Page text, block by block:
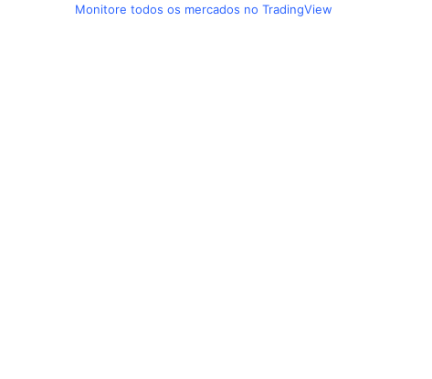
Monitore todos os mercados no TradingView